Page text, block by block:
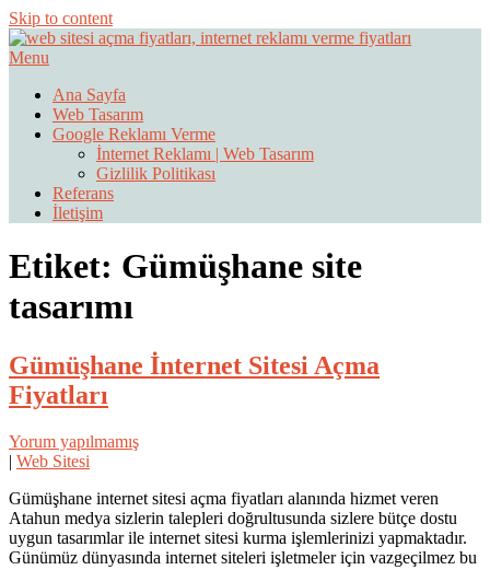
Skip to content
Web Sitesi Açma, İnternet Sitesi
Fiyatları
Menu
Ana Sayfa
Web Tasarım
Google Reklamı Verme
İnternet Reklamı | Web Tasarım
Gizlilik Politikası
Referans
İletişim
Etiket: Gümüşhane site
tasarımı
Gümüşhane İnternet Sitesi Açma
Fiyatları
Yorum yapılmamış
| Web Sitesi
Gümüşhane internet sitesi açma fiyatları alanında hizmet veren
Atahun medya sizlerin talepleri doğrultusunda sizlere bütçe dostu
uygun tasarımlar ile internet sitesi kurma işlemlerinizi yapmaktadır.
Günümüz dünyasında internet siteleri işletmeler için vazgeçilmez bu